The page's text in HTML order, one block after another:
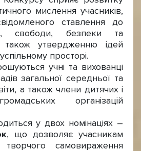
мислення учасників,
ставлення до
свободи, безпеки та
також утвердженню ідей
просторі.
учні та вихованці
загальної середньої та
а також члени дитячих і
організацій
у двох номінаціях –
, що дозволяє учасникам
самовираження